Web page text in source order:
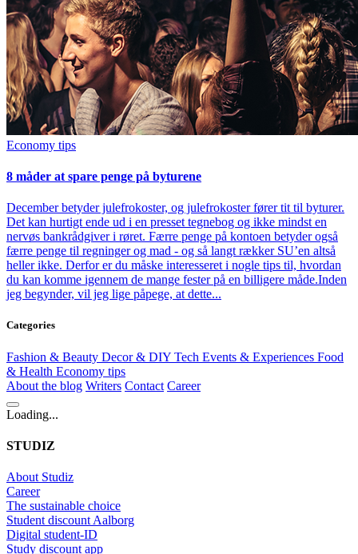
Economy tips
8 måder at spare penge på byturene
December betyder julefrokoster, og julefrokoster fører tit til byturer.
Det kan hurtigt ende ud i en presset tegnebog og ikke mindst en
nervøs bankrådgiver i røret. Færre penge på kontoen betyder også
færre penge til regninger og mad - og så langt rækker SU’en altså
heller ikke. Derfor er du måske interesseret i nogle tips til, hvordan
du kan komme igennem de mange fester på en billigere måde.Inden
jeg begynder, vil jeg lige påpege, at dette...
Categories
Fashion & Beauty Decor & DIY Tech Events & Experiences Food
& Health Economy tips
About the blog Writers Contact Career
Loading...
STUDIZ
About Studiz
Career
The sustainable choice
Student discount Aalborg
Digital student-ID
Study discount app